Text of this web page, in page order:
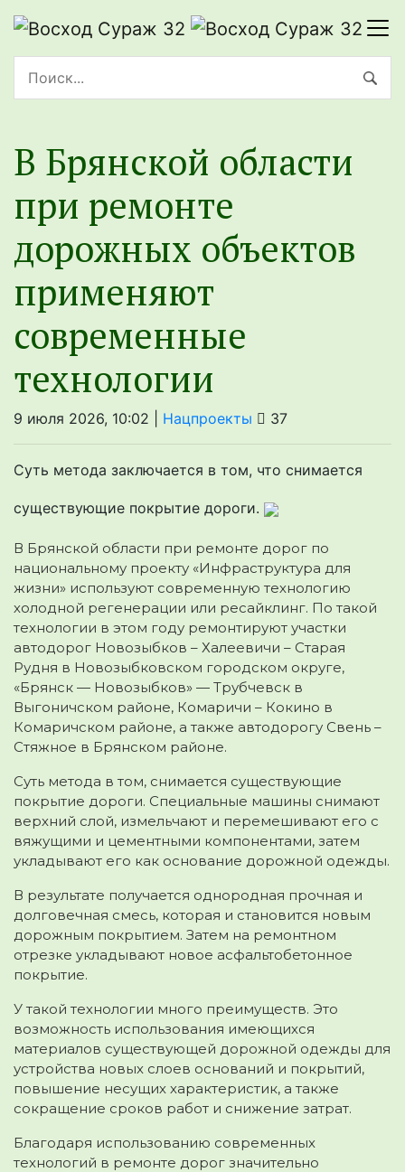
В Брянской области
при ремонте
дорожных объектов
применяют
современные
технологии
9 июля 2026, 10:02 | Нацпроекты 37
Суть метода заключается в том, что снимается
существующие покрытие дороги.
В Брянской области при ремонте дорог по
национальному проекту «Инфраструктура для
жизни» используют современную технологию
холодной регенерации или ресайклинг. По такой
технологии в этом году ремонтируют участки
автодорог Новозыбков – Халеевичи – Старая
Рудня в Новозыбковском городском округе,
«Брянск — Новозыбков» — Трубчевск в
Выгоничском районе, Комаричи – Кокино в
Комаричском районе, а также автодорогу Свень –
Стяжное в Брянском районе.
Суть метода в том, снимается существующие
покрытие дороги. Специальные машины снимают
верхний слой, измельчают и перемешивают его с
вяжущими и цементными компонентами, затем
укладывают его как основание дорожной одежды.
В результате получается однородная прочная и
долговечная смесь, которая и становится новым
дорожным покрытием. Затем на ремонтном
отрезке укладывают новое асфальтобетонное
покрытие.
У такой технологии много преимуществ. Это
возможность использования имеющихся
материалов существующей дорожной одежды для
устройства новых слоев оснований и покрытий,
повышение несущих характеристик, а также
сокращение сроков работ и снижение затрат.
Благодаря использованию современных
технологий в ремонте дорог значительно